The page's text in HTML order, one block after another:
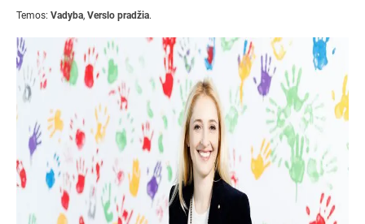
Temos: Vadyba, Verslo pradžia.